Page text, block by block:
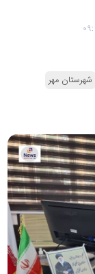
شهرستان مهر